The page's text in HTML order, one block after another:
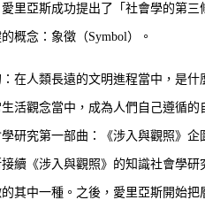
里亞斯成功提出了「社會學的第
概念：象徵（Symbol）。
人類長遠的文明進程當中，是
活觀念當中，成為人們自己遵循
研究第一部曲：《涉入與觀照》
續《涉入與觀照》的知識社會學
其中一種。之後，愛里亞斯開始